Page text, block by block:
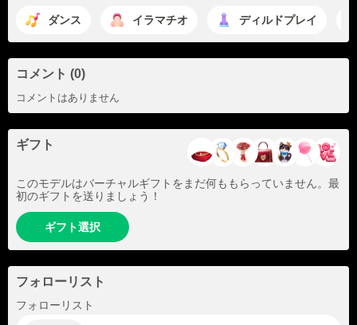
ダンス イラマチオ ディルドプレイ
コメント (0)
コメントはありません
ギフト
このモデルはバーチャルギフトをまだ何ももらっていません。最
初のギフトを送りましょう！
ギフト選択
フォローリスト
フォローリスト
+1